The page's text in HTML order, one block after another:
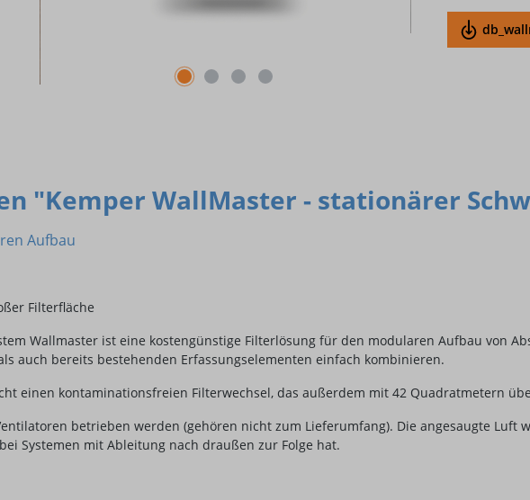
"Kemper WallMaster - stationärer
Aufbau
Filterfläche
Wallmaster ist eine kostengünstige Filterlösung für den modularen Aufbau von
auch bereits bestehenden Erfassungselementen einfach kombinieren.
einen kontaminationsfreien Filterwechsel, das außerdem mit 42 Quadratmetern
betrieben werden (gehören nicht zum Lieferumfang). Die angesaugte
Systemen mit Ableitung nach draußen zur Folge hat.